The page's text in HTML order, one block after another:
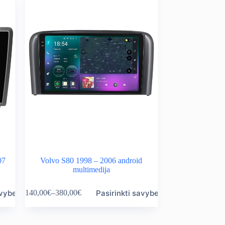
chosen
product
page
Volvo S80 1998 – 2006 android
multimedija
140,00€–380,00€
Price
Pasirinkti savybes
product